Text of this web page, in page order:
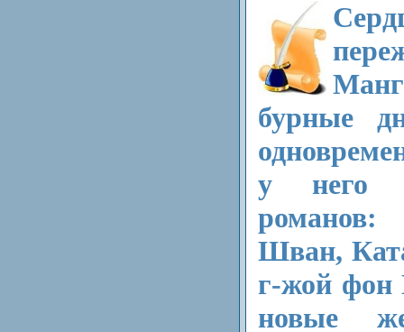
бурные
у него
Шван,
г-жой фон
новые